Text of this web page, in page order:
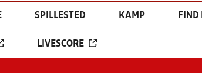
SPILLESTED KAMP FIND
LIVESCORE